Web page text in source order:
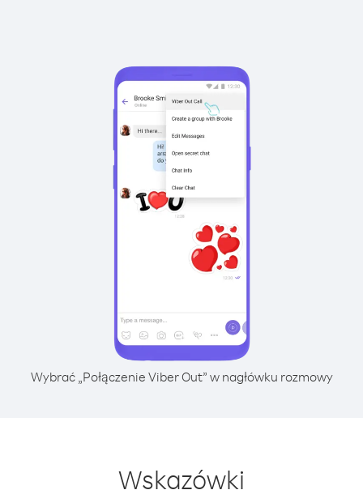
Wybrać „Połączenie Viber Out” w nagłówku rozmowy
Wskazówki